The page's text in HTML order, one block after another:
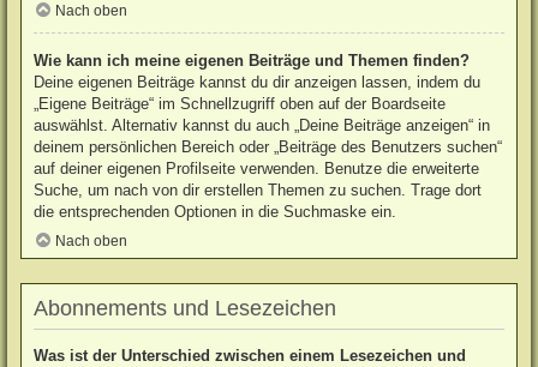
Nach oben
Wie kann ich meine eigenen Beiträge und Themen finden?
Deine eigenen Beiträge kannst du dir anzeigen lassen, indem du
„Eigene Beiträge“ im Schnellzugriff oben auf der Boardseite
auswählst. Alternativ kannst du auch „Deine Beiträge anzeigen“ in
deinem persönlichen Bereich oder „Beiträge des Benutzers suchen“
auf deiner eigenen Profilseite verwenden. Benutze die erweiterte
Suche, um nach von dir erstellen Themen zu suchen. Trage dort
die entsprechenden Optionen in die Suchmaske ein.
Nach oben
Abonnements und Lesezeichen
Was ist der Unterschied zwischen einem Lesezeichen und